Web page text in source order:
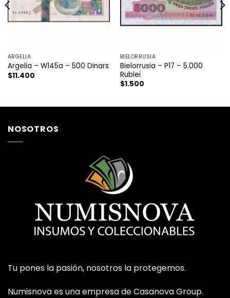
ARGELIA
Argelia – W145a – 500 Dinars
$11.400
BIELORRUSIA
Bielorrusia – P17 – 5.000
Rublei
$1.500
NOSOTROS
Tu pones la pasión, nosotros la protegemos.
Numisnova es una empresa de Casanova Group.